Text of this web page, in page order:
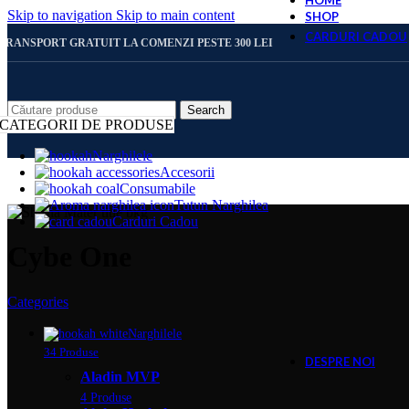
Skip to navigation Skip to main content
GRATUIT LA COMENZI PESTE 300 LEI
Search
CATEGORII DE PRODUSE
Narghilele
Accesorii
Consumabile
Tutun Narghilea
Carduri Cadou
SHOP
CARDURI CADOU
DESPRE NOI
Categories
Narghilele
34 Produse
Aladin MVP
4 Produse